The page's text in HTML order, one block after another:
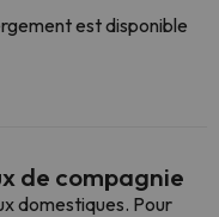
est disponible
de compagnie
domestiques. Pour